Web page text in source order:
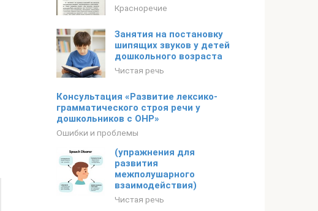
Красноречие
Занятия на постановку
шипящих звуков у детей
дошкольного возраста
Чистая речь
Консультация «Развитие лексико-
грамматического строя речи у
дошкольников с ОНР»
Ошибки и проблемы
(упражнения для
развития
межполушарного
взаимодействия)
Чистая речь